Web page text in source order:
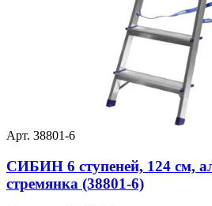
Арт. 38801-6
СИБИН 6 ступеней, 124 см,
стремянка (38801-6)